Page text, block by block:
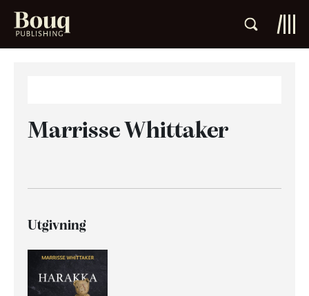
Marrisse Whittaker
Utgivning